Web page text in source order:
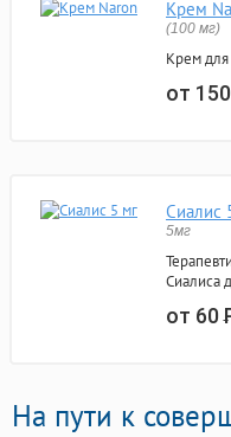
Крем
(100 мг)
Крем
от
Сиалис
5мг
Сиалиса
от 60
На пути к